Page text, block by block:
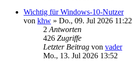
Wichtig für Windows-10-Nutzer
von khw » Do., 09. Jul 2026 11:22
2 Antworten
426 Zugriffe
Letzter Beitrag von vader
Mo., 13. Jul 2026 13:52